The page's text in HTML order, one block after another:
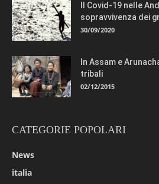
Il Covid-19 nelle
sopravvivenza dei
30/09/2020
In Assam e
tribali
02/12/2015
CATEGORIE POPOLARI
News
italia